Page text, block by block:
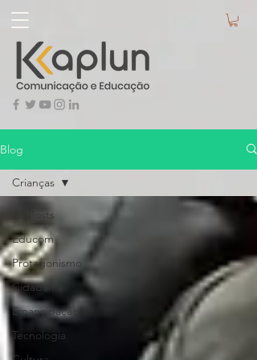
Blog
All Posts
Educom
Protagonismo
Cidadania
Emancipação
Tecnologia
Crianças